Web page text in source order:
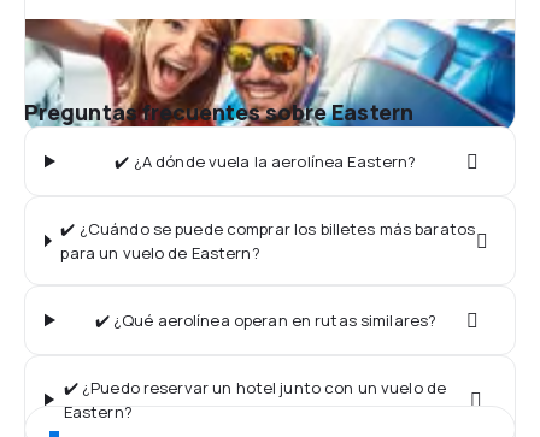
Preguntas frecuentes sobre Eastern
✔️ ¿A dónde vuela la aerolínea Eastern?
✔️ ¿Cuándo se puede comprar los billetes más baratos
para un vuelo de Eastern?
✔️ ¿Qué aerolínea operan en rutas similares?
✔️ ¿Puedo reservar un hotel junto con un vuelo de
Eastern?